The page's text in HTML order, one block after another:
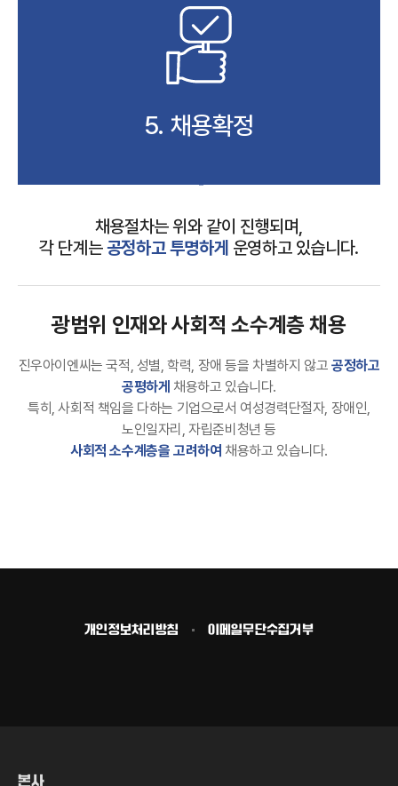
5. 채용확정
채용절차는 위와 같이 진행되며,
각 단계는공정하고 투명하게 운영하고 있습니다.
광범위 인재와 사회적 소수계층 채용
진우아이엔씨는 국적, 성별, 학력, 장애 등을 차별하지 않고 공정하고
공평하게 채용하고 있습니다.
특히, 사회적 책임을 다하는 기업으로서 여성경력단절자, 장애인,
노인일자리, 자립준비청년 등
사회적 소수계층을 고려하여 채용하고 있습니다.
개인정보처리방침 이메일무단수집거부
본사